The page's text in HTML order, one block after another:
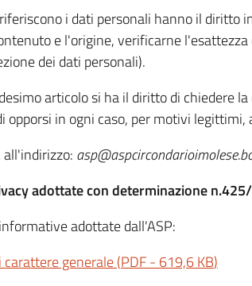
i dati personali hanno il diritto
e l'origine, verificarne
dei dati personali).
articolo si ha il diritto di chiedere
opporsi in ogni caso, per motivi
adottate con determinazione
adottate dall'ASP:
generale(PDF- 619,6 KB)